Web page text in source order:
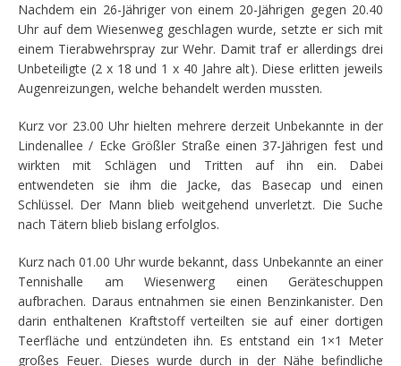
Nachdem ein 26-Jähriger von einem 20-Jährigen gegen 20.40
Uhr auf dem Wiesenweg geschlagen wurde, setzte er sich mit
einem Tierabwehrspray zur Wehr. Damit traf er allerdings drei
Unbeteiligte (2 x 18 und 1 x 40 Jahre alt). Diese erlitten jeweils
Augenreizungen, welche behandelt werden mussten.
Kurz vor 23.00 Uhr hielten mehrere derzeit Unbekannte in der
Lindenallee / Ecke Größler Straße einen 37-Jährigen fest und
wirkten mit Schlägen und Tritten auf ihn ein. Dabei
entwendeten sie ihm die Jacke, das Basecap und einen
Schlüssel. Der Mann blieb weitgehend unverletzt. Die Suche
nach Tätern blieb bislang erfolglos.
Kurz nach 01.00 Uhr wurde bekannt, dass Unbekannte an einer
Tennishalle am Wiesenwerg einen Geräteschuppen
aufbrachen. Daraus entnahmen sie einen Benzinkanister. Den
darin enthaltenen Kraftstoff verteilten sie auf einer dortigen
Teerfläche und entzündeten ihn. Es entstand ein 1×1 Meter
großes Feuer. Dieses wurde durch in der Nähe befindliche